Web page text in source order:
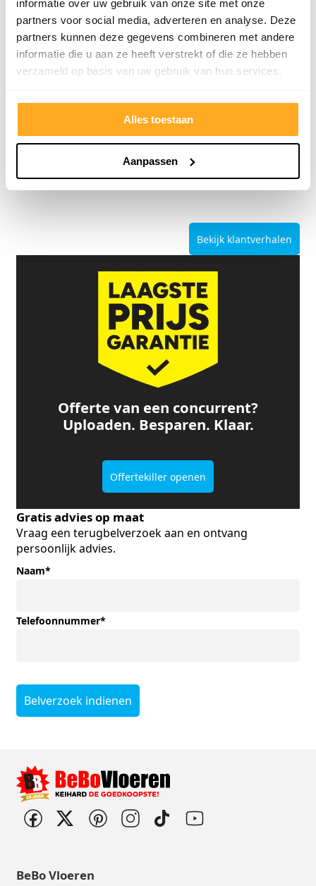
informatie over uw gebruik van onze site met onze
partners voor social media, adverteren en analyse. Deze
partners kunnen deze gegevens combineren met andere
informatie die u aan ze heeft verstrekt of die ze hebben
verzameld op basis van uw gebruik van hun services.
Alles toestaan
Aanpassen
9/10 5272 reviews
4.8/5 24.553 reviews
Bekijk klantverhalen
Offerte van een concurrent?
Uploaden. Besparen. Klaar.
Offertekiller openen
Gratis advies op maat
Vraag een terugbelverzoek aan en ontvang
persoonlijk advies.
Naam*
Telefoonnummer*
Belverzoek indienen
BeBo Vloeren